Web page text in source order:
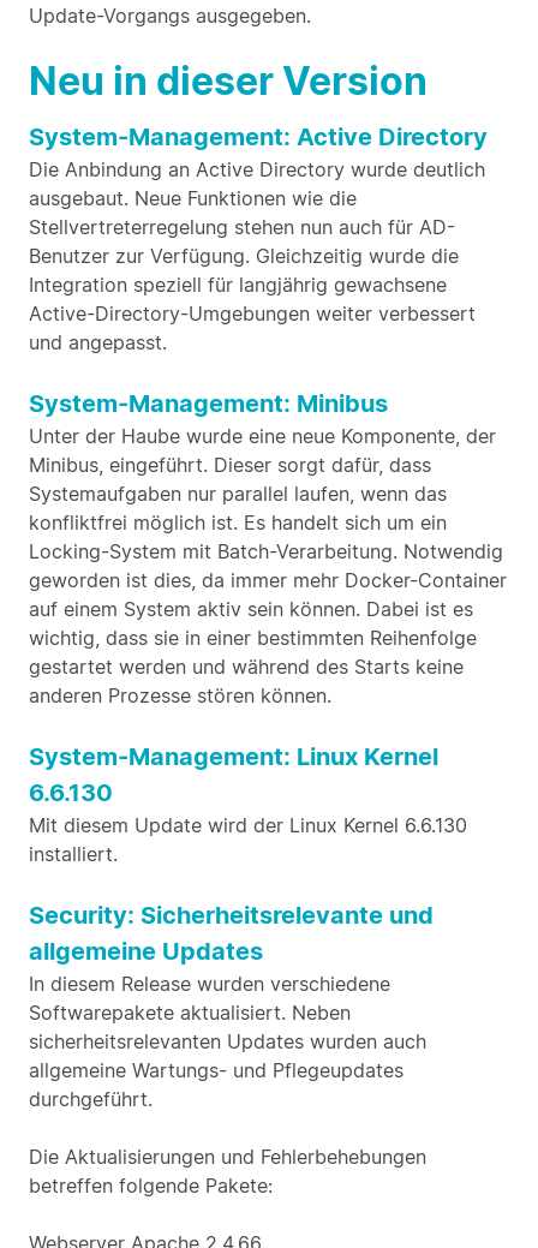
Update-Vorgangs ausgegeben.
Neu in dieser Version
System-Management: Active Directory
Die Anbindung an Active Directory wurde deutlich
ausgebaut. Neue Funktionen wie die
Stellvertreterregelung stehen nun auch für AD-
Benutzer zur Verfügung. Gleichzeitig wurde die
Integration speziell für langjährig gewachsene
Active-Directory-Umgebungen weiter verbessert
und angepasst.
System-Management: Minibus
Unter der Haube wurde eine neue Komponente, der
Minibus, eingeführt. Dieser sorgt dafür, dass
Systemaufgaben nur parallel laufen, wenn das
konfliktfrei möglich ist. Es handelt sich um ein
Locking-System mit Batch-Verarbeitung. Notwendig
geworden ist dies, da immer mehr Docker-Container
auf einem System aktiv sein können. Dabei ist es
wichtig, dass sie in einer bestimmten Reihenfolge
gestartet werden und während des Starts keine
anderen Prozesse stören können.
System-Management: Linux Kernel
6.6.130
Mit diesem Update wird der Linux Kernel 6.6.130
installiert.
Security: Sicherheitsrelevante und
allgemeine Updates
In diesem Release wurden verschiedene
Softwarepakete aktualisiert. Neben
sicherheitsrelevanten Updates wurden auch
allgemeine Wartungs- und Pflegeupdates
durchgeführt.
Die Aktualisierungen und Fehlerbehebungen
betreffen folgende Pakete:
Webserver Apache 2.4.66